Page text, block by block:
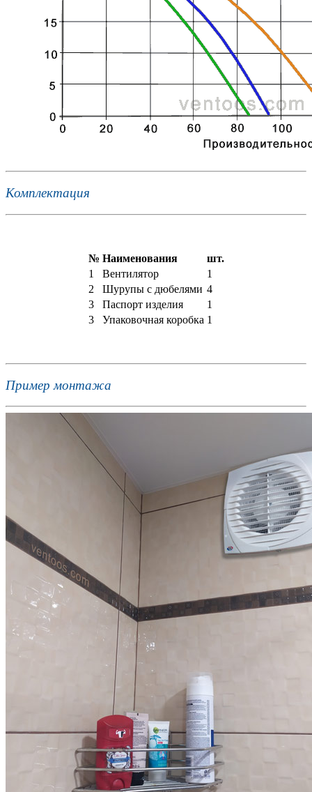
Комплектация
№ Наименования
шт.
1
Вентилятор
1
2
Шурупы с дюбелями 4
3
Паспорт изделия
1
3
Упаковочная коробка 1
Пример монтажа